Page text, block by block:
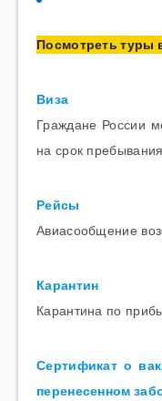
Посмотреть туры
Виза
Граждане России
на срок
Рейсы
Авиасообщение
Карантин
Карантина по
Сертификат о
перенесенном